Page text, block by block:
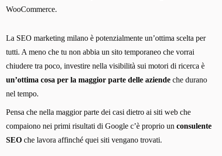
WooCommerce.
La SEO marketing milano è potenzialmente un’ottima scelta per
tutti. A meno che tu non abbia un sito temporaneo che vorrai
chiudere tra poco, investire nella visibilità sui motori di ricerca è
un’ottima cosa per la maggior parte delle aziende che durano
nel tempo.
Pensa che nella maggior parte dei casi dietro ai siti web che
compaiono nei primi risultati di Google c’è proprio un consulente
SEO che lavora affinché quei siti vengano trovati.